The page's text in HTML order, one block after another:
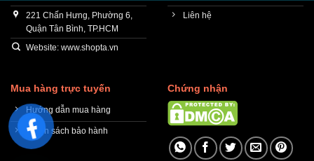
221 Chấn Hưng, Phường 6,
Quận Tân Bình, TP.HCM
Website: www.shopta.vn
Liên hệ
Mua hàng trực tuyến
Hướng dẫn mua hàng
Chính sách bảo hành
Chứng nhận